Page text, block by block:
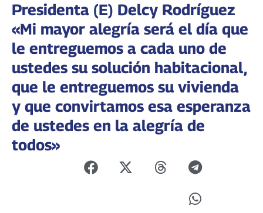
Presidenta (E) Delcy Rodríguez
«Mi mayor alegría será el día que
le entreguemos a cada uno de
ustedes su solución habitacional,
que le entreguemos su vivienda
y que convirtamos esa esperanza
de ustedes en la alegría de
todos»